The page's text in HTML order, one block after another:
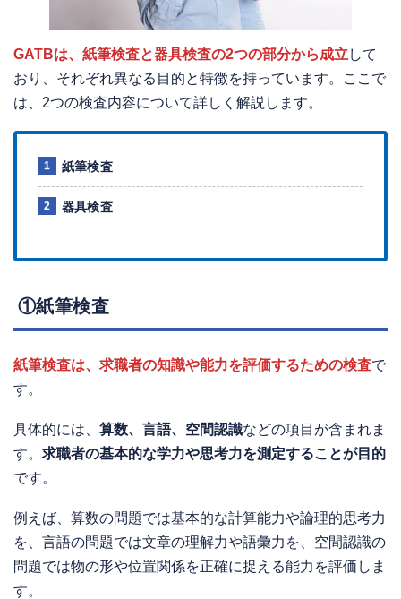
GATBは、紙筆検査と器具検査の2つの部分から成立 して
おり、それぞれ異なる目的と特徴を持っています。ここで
は、2つの検査内容について詳しく解説します。
紙筆検査
器具検査
①紙筆検査
紙筆検査は、求職者の知識や能力を評価するための検査で
す。
具体的には、 算数、言語、空間認識などの項目が含まれま
す。 求職者の基本的な学力や思考力を測定することが目的
です。
例えば、算数の問題では基本的な計算能力や論理的思考力
を、言語の問題では文章の理解力や語彙力を、空間認識の
問題では物の形や位置関係を正確に捉える能力を評価しま
す。